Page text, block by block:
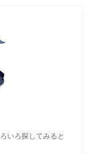
いろ探してみると